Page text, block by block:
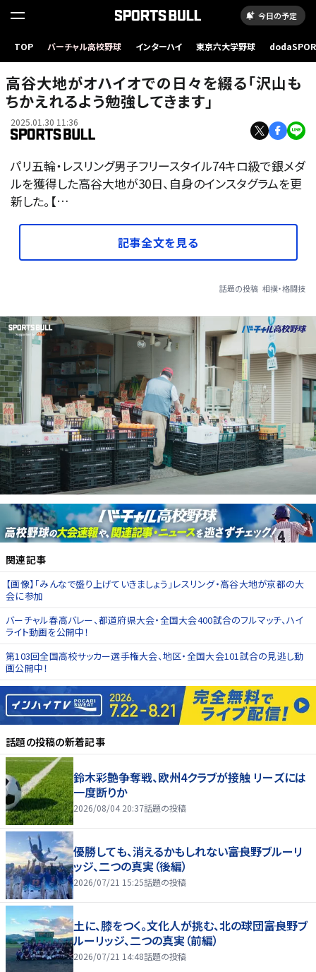
今日の予定
TOP バーチャル高校野球 インターハイ 東京六大学野球
高谷大地がオハイオでの日々を綴る「沢山も
ちかえれるよう勉強してきます」
2025.01.30 11:36
パリ五輪・レスリング男子フリースタイル74キロ級で銀メダ
ルを獲得した高谷大地が30日、自身のインスタグラムを更
新した。【…
記事全文を見る
話題の投稿 相撲・格闘技
関連記事
【画像】「みんなで盛り上げていきましょう」レスリング・高谷大地が京都の大
会に参加
バーチャル春高バレー、都道府県大会・全国大会400試合のフルマッチ、ハイ
ライト動画を公開中！
第103回全国高校サッカー選手権大会、地区・全国大会101試合の見逃し動
画公開中！
話題の投稿の新着記事
鈴木彩艶争奪戦、欧州4クラブが接触 リーズには
一度断りか
2026/08/04 20:37話題の投稿
優勝しても、消えるかもしれない――富良野ブルーリ
ッジ、二つの真実（後編）
2026/07/21 15:25話題の投稿
土に、膝をつく。文化人が挑む、北の球団――富良野ブ
ルーリッジ、二つの真実（前編）
2026/07/21 14:48話題の投稿